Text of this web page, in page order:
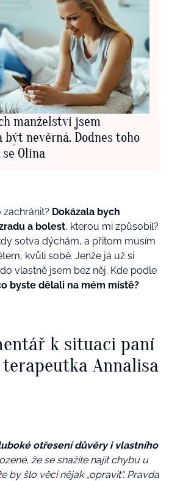
manželství jsem
být nevěrná. Dodnes toho
Olina
Dokázala bych
a bolest, kterou mi způsobil?
sotva dýchám, a přitom musím
kvůli sobě. Jenže já už si
vlastně jsem bez něj. Kde podle
byste dělali na mém místě?
k situaci paní
Annalisa
otřesení důvěry i vlastního
že se snažíte najít chybu u
by šlo věci nějak „opravit“. Pravda